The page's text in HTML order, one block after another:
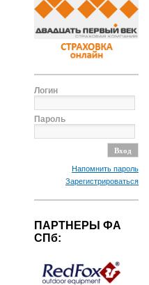
Логин
Пароль
Напомнить пароль
Зарегистрироваться
ПАРТНЕРЫ ФА
СПб: